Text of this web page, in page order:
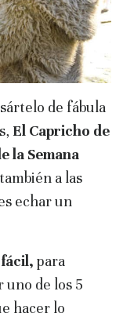
de fábula
El Capricho de
la Semana
a las
echar un
para
de los 5
hacer lo